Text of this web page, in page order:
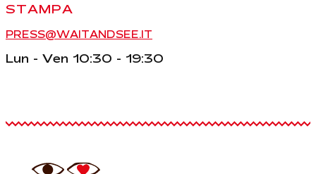
STAMPA
PRESS@WAITANDSEE.IT
Lun - Ven 10:30 - 19:30